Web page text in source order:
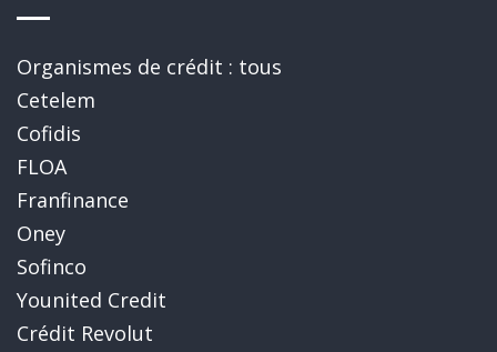
Organismes de crédit : tous
Cetelem
Cofidis
FLOA
Franfinance
Oney
Sofinco
Younited Credit
Crédit Revolut